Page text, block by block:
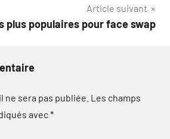
Article suivant
plus populaires pour face swap
ne sera pas publiée. Les champs
avec*